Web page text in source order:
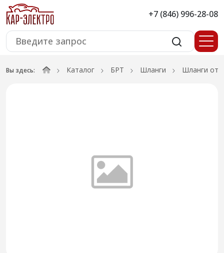
+7 (846) 996-28-08
Вы здесь: Каталог БРТ Шланги Шланги